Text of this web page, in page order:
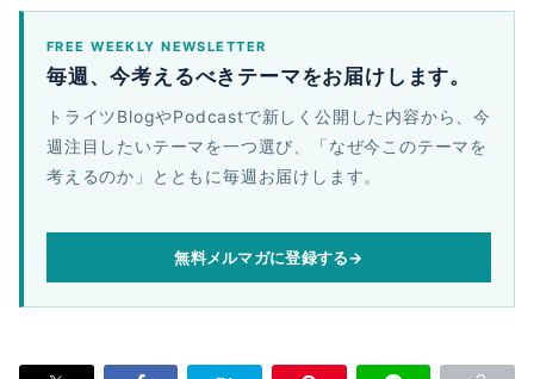
FREE WEEKLY NEWSLETTER
毎週、今考えるべきテーマをお届けします。
トライツBlogやPodcastで新しく公開した内容から、今
週注目したいテーマを一つ選び、「なぜ今このテーマを
考えるのか」とともに毎週お届けします。
無料メルマガに登録する→